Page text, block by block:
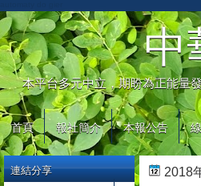
中
本平台多元中立，期盼為正能量
首頁 報社簡介 本報公告
2018
連結分享